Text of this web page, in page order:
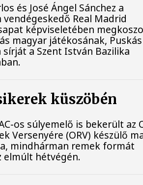
és José Ángel Sánchez a
vendégeskedő Real Madrid
képviseletében
magyar játékosának, Puskás
sírját a Szent István Bazilika
küszöbén
os súlyemelő is bekerült az
Versenyére (ORV) készülő
mindhárman remek formát
elmúlt hétvégén.